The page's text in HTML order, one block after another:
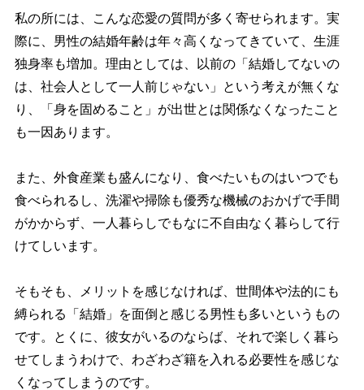
私の所には、こんな恋愛の質問が多く寄せられます。実
際に、男性の結婚年齢は年々高くなってきていて、生涯
独身率も増加。理由としては、以前の「結婚してないの
は、社会人として一人前じゃない」という考えが無くな
り、「身を固めること」が出世とは関係なくなったこと
も一因あります。
また、外食産業も盛んになり、食べたいものはいつでも
食べられるし、洗濯や掃除も優秀な機械のおかげで手間
がかからず、一人暮らしでもなに不自由なく暮らして行
けてしいます。
そもそも、メリットを感じなければ、世間体や法的にも
縛られる「結婚」を面倒と感じる男性も多いというもの
です。とくに、彼女がいるのならば、それで楽しく暮ら
せてしまうわけで、わざわざ籍を入れる必要性を感じな
くなってしまうのです。